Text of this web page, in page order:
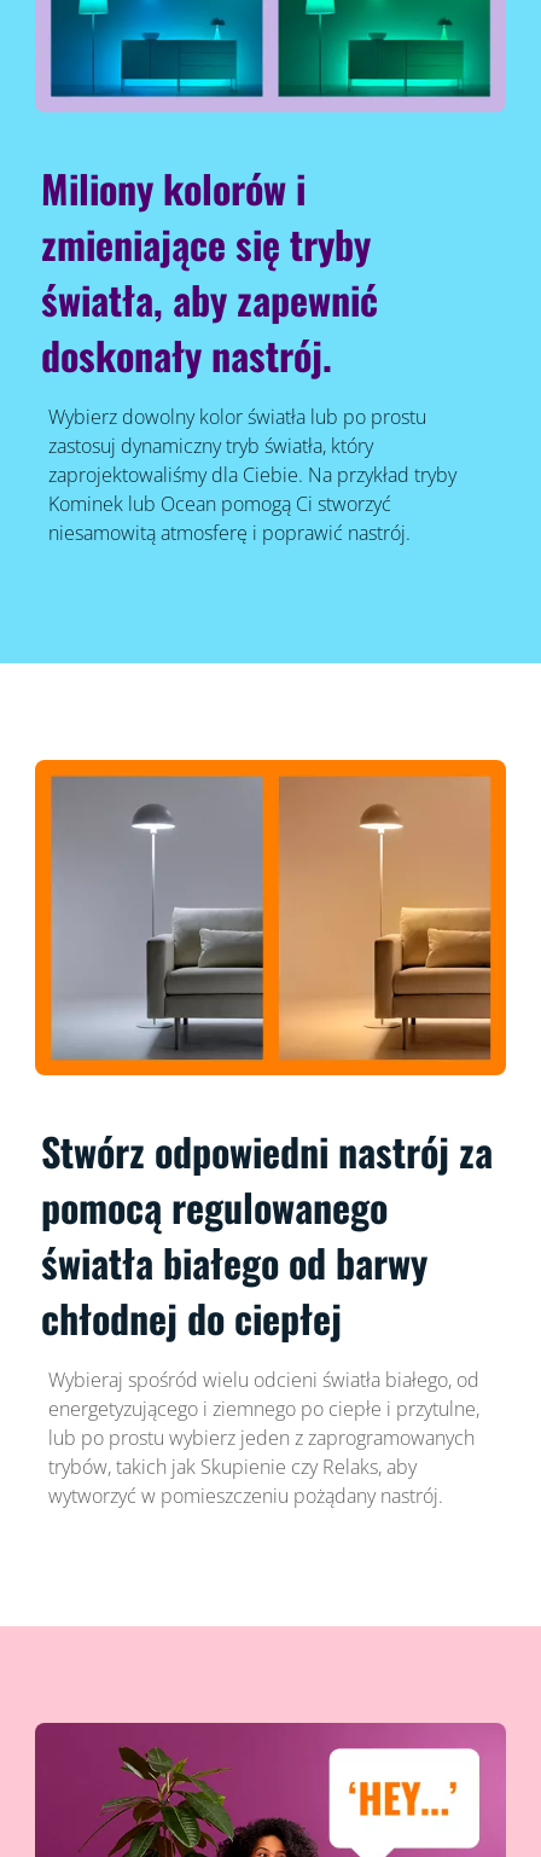
Miliony kolorów i
zmieniające się tryby
światła, aby zapewnić
doskonały nastrój.
Wybierz dowolny kolor światła lub po prostu
zastosuj dynamiczny tryb światła, który
zaprojektowaliśmy dla Ciebie. Na przykład tryby
Kominek lub Ocean pomogą Ci stworzyć
niesamowitą atmosferę i poprawić nastrój.
Stwórz odpowiedni nastrój za
pomocą regulowanego
światła białego od barwy
chłodnej do ciepłej
Wybieraj spośród wielu odcieni światła białego, od
energetyzującego i ziemnego po ciepłe i przytulne,
lub po prostu wybierz jeden z zaprogramowanych
trybów, takich jak Skupienie czy Relaks, aby
wytworzyć w pomieszczeniu pożądany nastrój.